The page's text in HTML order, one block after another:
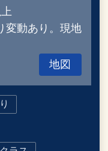
変動あり。現地
地図